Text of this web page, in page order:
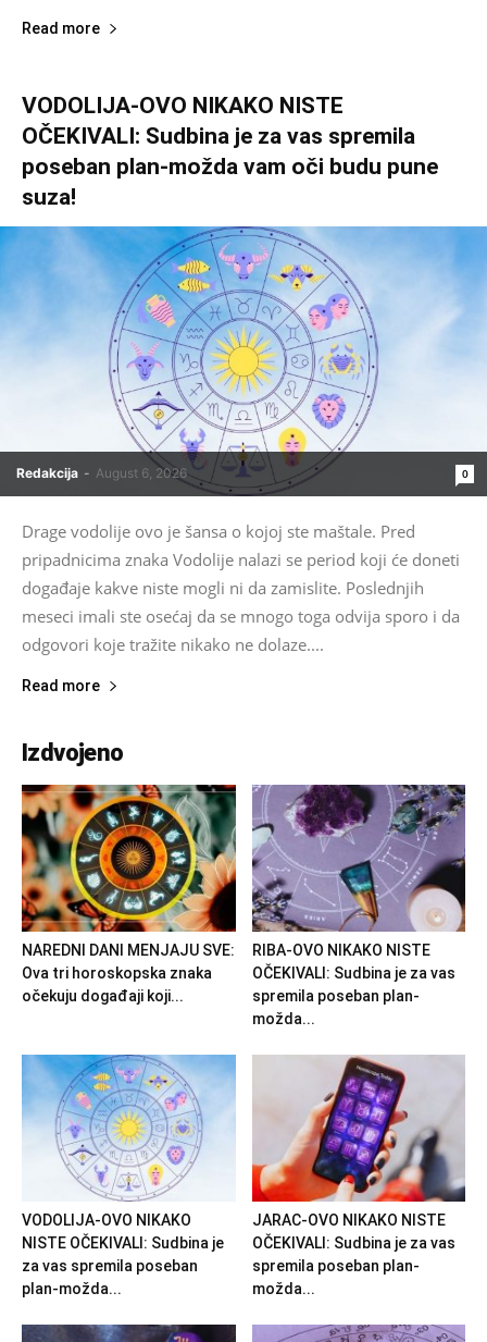
Read more
VODOLIJA-OVO NIKAKO NISTE
OČEKIVALI: Sudbina je za vas spremila
poseban plan-možda vam oči budu pune
suza!
Redakcija - August 6, 2026 0
Drage vodolije ovo je šansa o kojoj ste maštale. Pred
pripadnicima znaka Vodolije nalazi se period koji će doneti
događaje kakve niste mogli ni da zamislite. Poslednjih
meseci imali ste osećaj da se mnogo toga odvija sporo i da
odgovori koje tražite nikako ne dolaze....
Read more
Izdvojeno
NAREDNI DANI MENJAJU SVE:
Ova tri horoskopska znaka
očekuju događaji koji...
RIBA-OVO NIKAKO NISTE
OČEKIVALI: Sudbina je za vas
spremila poseban plan-
možda...
VODOLIJA-OVO NIKAKO
NISTE OČEKIVALI: Sudbina je
za vas spremila poseban
plan-možda...
JARAC-OVO NIKAKO NISTE
OČEKIVALI: Sudbina je za vas
spremila poseban plan-
možda...